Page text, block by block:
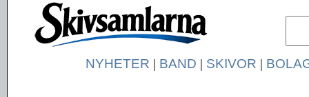
NYHETER | BAND | SKIVOR |